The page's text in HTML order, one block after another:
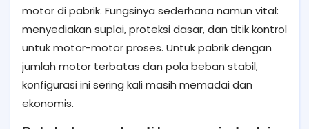
motor di pabrik. Fungsinya sederhana namun vital:
menyediakan suplai, proteksi dasar, dan titik kontrol
untuk motor-motor proses. Untuk pabrik dengan
jumlah motor terbatas dan pola beban stabil,
konfigurasi ini sering kali masih memadai dan
ekonomis.